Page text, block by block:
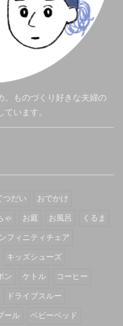
。ものづくり好きな夫婦の
います。
つだい
おでかけ
ゃ お庭 お風呂
くるま
フィニティチェア
キッズシューズ
ン ケトル
コーヒー
ドライブスルー
ール ベビーベッド